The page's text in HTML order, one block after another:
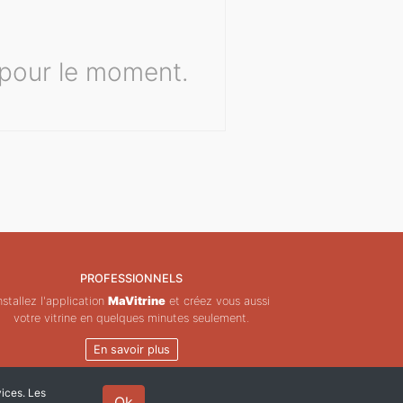
le moment.
PROFESSIONNELS
l'application MaVitrineet créez vous aussi
votre vitrine en quelques minutes seulement.
En savoir plus
Les